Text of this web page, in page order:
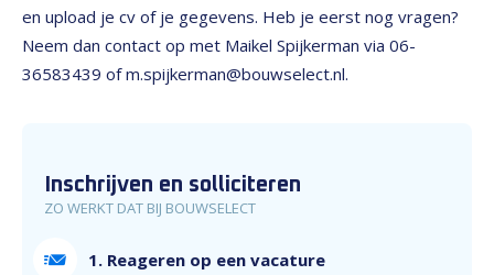
en upload je cv of je gegevens. Heb je eerst nog vragen?
Neem dan contact op met Maikel Spijkerman via 06-
36583439 of m.spijkerman@bouwselect.nl.
Inschrijven en solliciteren
ZO WERKT DAT BIJ BOUWSELECT
1. Reageren op een vacature